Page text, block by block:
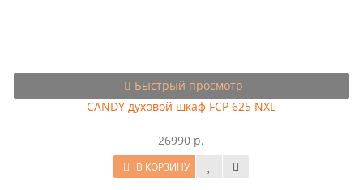
Быстрый просмотр
CANDY духовой шкаф FCP 625 NXL
26990 р.
В КОРЗИНУ